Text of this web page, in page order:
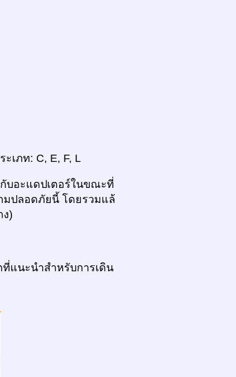
เภท: C, E, F, L
บอะแดปเตอร์ในขณะที่
มปลอดภัยนี้ โดยรวมแล้
)
แนะนำสำหรับการเดิน